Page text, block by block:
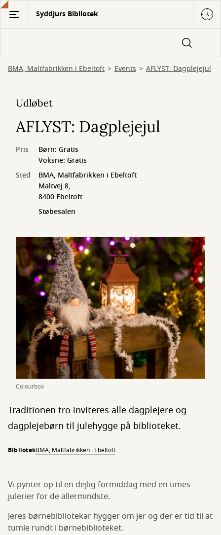
Gå
hovedindhold
Syddjurs Bibliotek
BMA, Maltfabrikken i Ebeltoft Events AFLYST: Dagplejejul
Colourbox
Udløbet
AFLYST: Dagplejejul
Pris
Børn: Gratis
Voksne: Gratis
Sted
BMA, Maltfabrikken i Ebeltoft
Maltvej 8,
8400 Ebeltoft
Støbesalen
Traditionen tro inviteres alle dagplejere og
dagplejebørn til julehygge på biblioteket.
BibliotekBMA, Maltfabrikken i Ebeltoft
Vi pynter op til en dejlig formiddag med en times
julerier for de allermindste.
Jeres børnebibliotekar hygger om jer og der er tid til at
tumle rundt i børnebiblioteket.